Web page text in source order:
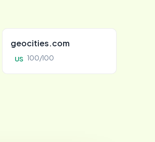
geocities.com
US 100/100